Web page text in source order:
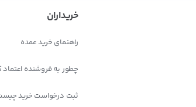
تأمین می‌شود اما در دستگاه‌های متوسط و بزرگ ای کار
خریداران
راهنمای خرید عمده
چطور به فروشنده
ثبت درخواست خرید